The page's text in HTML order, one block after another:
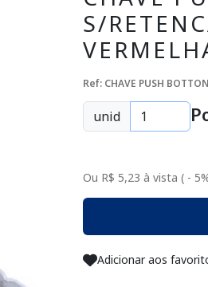
S/
Ref: CHAVE PUSH
unid
Ou R$ 5,23 à vista ( -
Adicionar aos